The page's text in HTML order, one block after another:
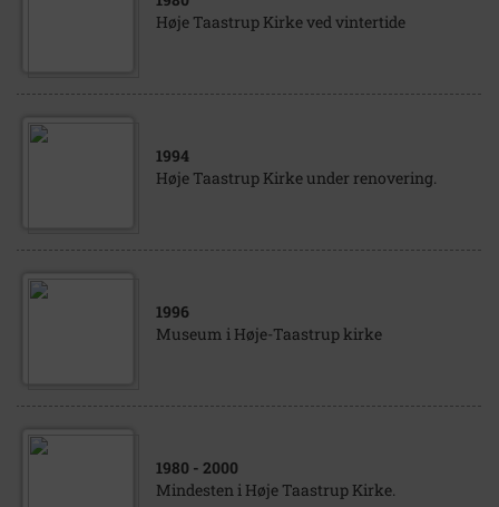
Høje Taastrup Kirke ved vintertide
1994
Høje Taastrup Kirke under renovering.
1996
Museum i Høje-Taastrup kirke
1980 - 2000
Mindesten i Høje Taastrup Kirke.